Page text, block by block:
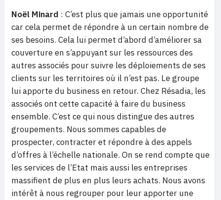
Noël Minard : C’est plus que jamais une opportunité
car cela permet de répondre à un certain nombre de
ses besoins. Cela lui permet d’abord d’améliorer sa
couverture en s’appuyant sur les ressources des
autres associés pour suivre les déploiements de ses
clients sur les territoires où il n’est pas. Le groupe
lui apporte du business en retour. Chez Résadia, les
associés ont cette capacité à faire du business
ensemble. C’est ce qui nous distingue des autres
groupements. Nous sommes capables de
prospecter, contracter et répondre à des appels
d’offres à l’échelle nationale. On se rend compte que
les services de l’Etat mais aussi les entreprises
massifient de plus en plus leurs achats. Nous avons
intérêt à nous regrouper pour leur apporter une